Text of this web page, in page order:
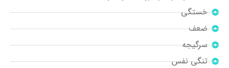
خستگی
ضعف
سرگیجه
تنگی نفس